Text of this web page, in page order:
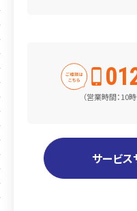
（営業時間：10
サービス